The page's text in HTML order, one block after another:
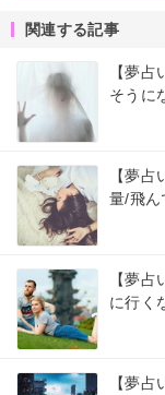
関連する記事
【夢
そうに
【夢
量/飛ん
【夢
に行く
【夢